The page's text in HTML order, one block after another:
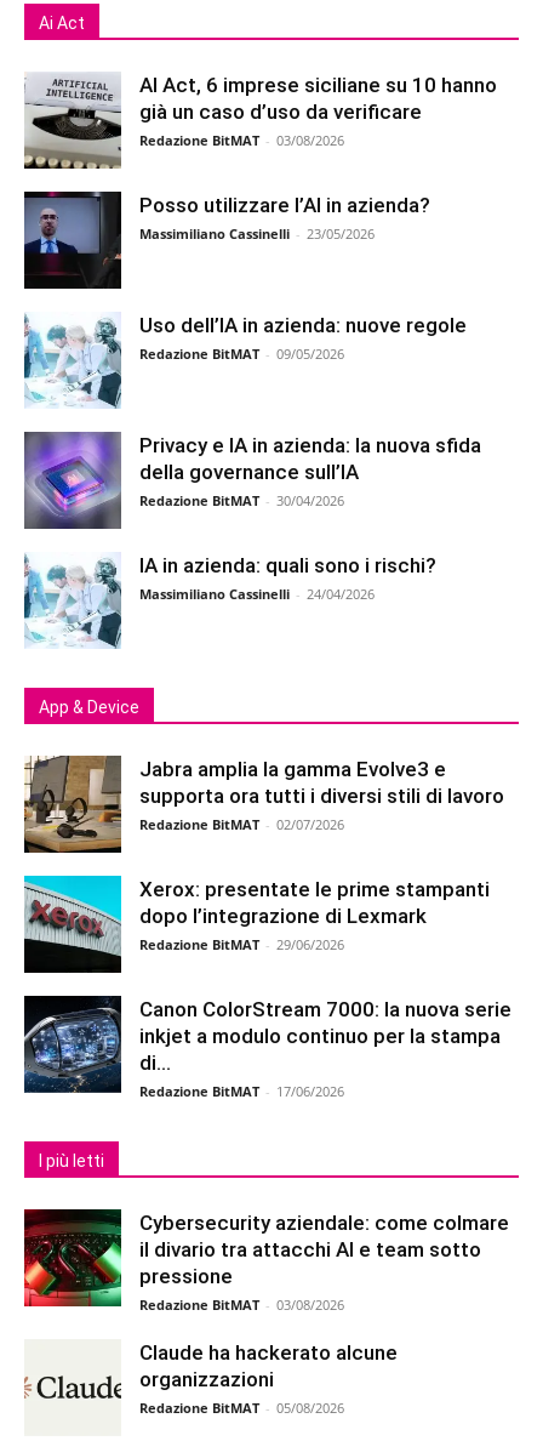
Ai Act
AI Act, 6 imprese siciliane su 10 hanno
già un caso d’uso da verificare
Redazione BitMAT - 03/08/2026
Posso utilizzare l’AI in azienda?
Massimiliano Cassinelli - 23/05/2026
Uso dell’IA in azienda: nuove regole
Redazione BitMAT - 09/05/2026
Privacy e IA in azienda: la nuova sfida
della governance sull’IA
Redazione BitMAT - 30/04/2026
IA in azienda: quali sono i rischi?
Massimiliano Cassinelli - 24/04/2026
App & Device
Jabra amplia la gamma Evolve3 e
supporta ora tutti i diversi stili di lavoro
Redazione BitMAT - 02/07/2026
Xerox: presentate le prime stampanti
dopo l’integrazione di Lexmark
Redazione BitMAT - 29/06/2026
Canon ColorStream 7000: la nuova serie
inkjet a modulo continuo per la stampa
di...
Redazione BitMAT - 17/06/2026
I più letti
Cybersecurity aziendale: come colmare
il divario tra attacchi AI e team sotto
pressione
Redazione BitMAT - 03/08/2026
Claude ha hackerato alcune
organizzazioni
Redazione BitMAT - 05/08/2026